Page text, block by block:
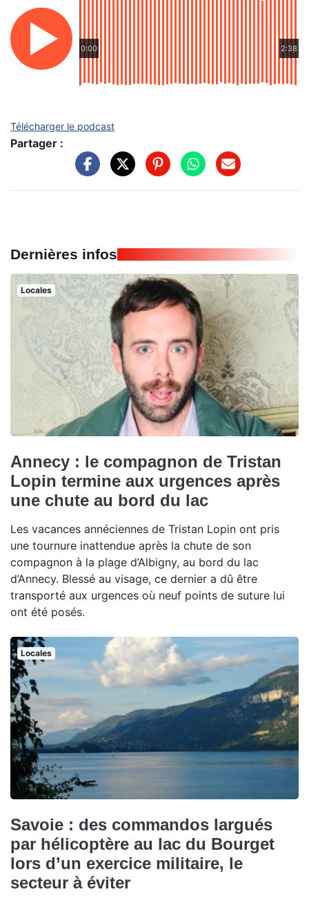
0:00 2:38
Télécharger le podcast
Partager :
Dernières infos
Locales
Annecy : le compagnon de Tristan
Lopin termine aux urgences après
une chute au bord du lac
Les vacances annéciennes de Tristan Lopin ont pris
une tournure inattendue après la chute de son
compagnon à la plage d’Albigny, au bord du lac
d’Annecy. Blessé au visage, ce dernier a dû être
transporté aux urgences où neuf points de suture lui
ont été posés.
Locales
Savoie : des commandos largués
par hélicoptère au lac du Bourget
lors d’un exercice militaire, le
secteur à éviter